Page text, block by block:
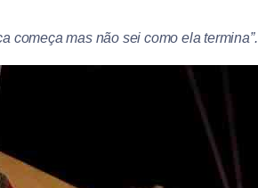
começa mas não sei como ela termina”.